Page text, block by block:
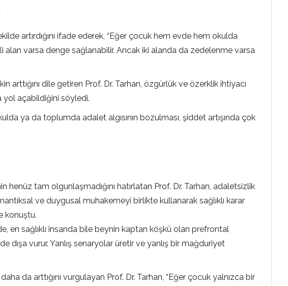
artırdığını ifade ederek, “Eğer çocuk hem evde hem okulda
alan varsa denge sağlanabilir. Ancak iki alanda da zedelenme varsa
dile getiren Prof. Dr. Tarhan, özgürlük ve özerklik ihtiyacı
yol açabildiğini söyledi.
ya da toplumda adalet algısının bozulması, şiddet artışında çok
tam olgunlaşmadığını hatırlatan Prof. Dr. Tarhan, adaletsizlik
ve duygusal muhakemeyi birlikte kullanarak sağlıklı karar
konuştu.
en sağlıklı insanda bile beynin kaptan köşkü olan prefrontal
dışa vurur. Yanlış senaryolar üretir ve yanlış bir mağduriyet
da arttığını vurgulayan Prof. Dr. Tarhan, “Eğer çocuk yalnızca bir